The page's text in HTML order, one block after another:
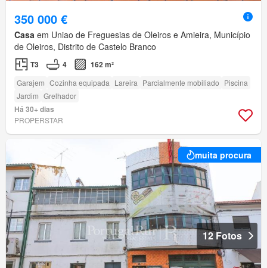
350 000 €
Casa em Uniao de Freguesias de Oleiros e Amieira, Município
de Oleiros, Distrito de Castelo Branco
T3 4 162 m²
Garajem Cozinha equipada Lareira Parcialmente mobiliado Piscina
Jardim Grelhador
Há 30+ dias
PROPERSTAR
muita procura
12 Fotos